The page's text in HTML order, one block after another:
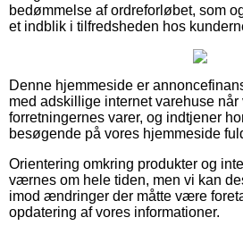
bedømmelse af ordreforløbet, som
et indblik i tilfredsheden hos
Denne hjemmeside er
med adskillige internet varehuse
forretningernes varer, og indtjener
besøgende på vores hjemmeside
Orientering omkring produkter og
værnes om hele tiden, men vi kan
imod ændringer der måtte være
opdatering af vores informationer.